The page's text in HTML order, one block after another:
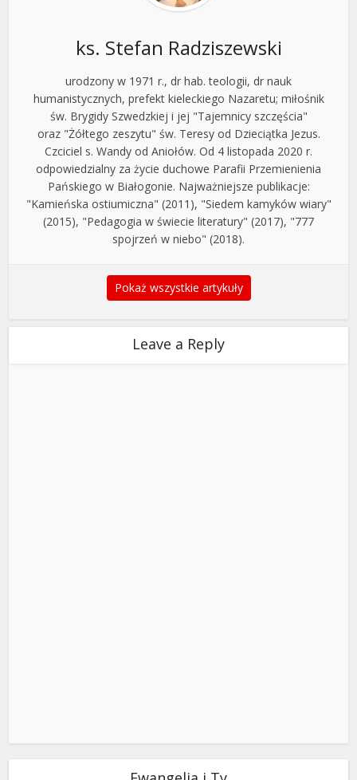
ks. Stefan Radziszewski
urodzony w 1971 r., dr hab. teologii, dr nauk
humanistycznych, prefekt kieleckiego Nazaretu; miłośnik
św. Brygidy Szwedzkiej i jej "Tajemnicy szczęścia"
oraz "Żółtego zeszytu" św. Teresy od Dzieciątka Jezus.
Czciciel s. Wandy od Aniołów. Od 4 listopada 2020 r.
odpowiedzialny za życie duchowe Parafii Przemienienia
Pańskiego w Białogonie. Najważniejsze publikacje:
"Kamieńska ostiumiczna" (2011), "Siedem kamyków wiary"
(2015), "Pedagogia w świecie literatury" (2017), "777
spojrzeń w niebo" (2018).
Pokaż wszystkie artykuły
Leave a Reply